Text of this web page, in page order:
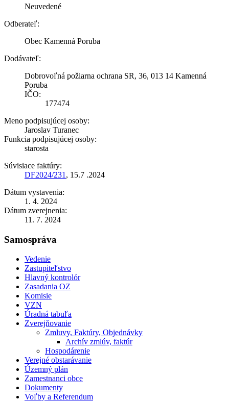
Neuvedené
Odberateľ:
Obec Kamenná Poruba
Dodávateľ:
Dobrovoľná požiarna ochrana SR, 36, 013 14 Kamenná
Poruba
IČO:
177474
Meno podpisujúcej osoby:
Jaroslav Turanec
Funkcia podpisujúcej osoby:
starosta
Súvisiace faktúry:
DF2024/231 , 15.7 .2024
Dátum vystavenia:
1. 4. 2024
Dátum zverejnenia:
11. 7. 2024
Samospráva
Vedenie
Zastupiteľstvo
Hlavný kontrolór
Zasadania OZ
Komisie
VZN
Úradná tabuľa
Zverejňovanie
Zmluvy, Faktúry, Objednávky
Archív zmlúv, faktúr
Hospodárenie
Verejné obstarávanie
Územný plán
Zamestnanci obce
Dokumenty
Voľby a Referendum